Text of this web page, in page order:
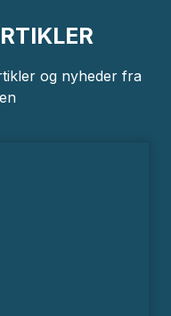
og nyheder fra